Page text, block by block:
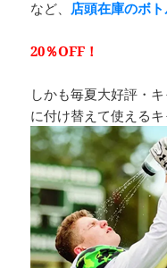
など、 店頭在庫のボ
20％OFF！
しかも毎夏大好評・
に付け替えて使える